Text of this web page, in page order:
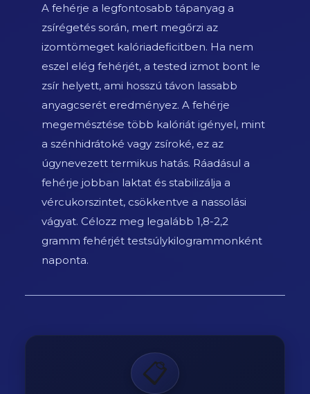
A fehérje a legfontosabb tápanyag a
zsírégetés során, mert megőrzi az
izomtömeget kalóriadeficitben. Ha nem
eszel elég fehérjét, a tested izmot bont le
zsír helyett, ami hosszú távon lassabb
anyagcserét eredményez. A fehérje
megemésztése több kalóriát igényel, mint
a szénhidrátoké vagy zsíroké, ez az
úgynevezett termikus hatás. Ráadásul a
fehérje jobban laktat és stabilizálja a
vércukorszintet, csökkentve a nassolási
vágyat. Célozz meg legalább 1,8-2,2
gramm fehérjét testsúlykilogrammonként
naponta.
📋